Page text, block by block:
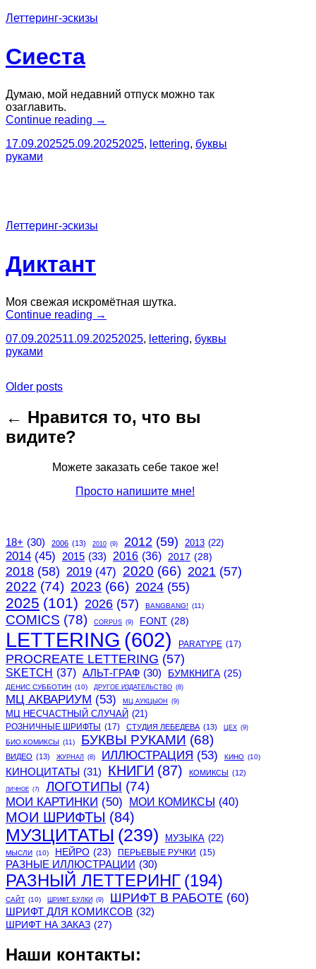
Леттеринг-эскизы
Сиеста
Думаю, мой недавний отпуск можно так
озаглавить.
Continue reading “Сиеста”
→
17.09.202525.09.20252025, lettering, буквы
руками
Леттеринг-эскизы
Диктант
Моя свежая искромётная шутка.
Continue reading “Диктант”
→
07.09.202511.09.20252025, lettering, буквы
руками
Posts
navigation
Older posts
← Нравится то, что вы
видите?
Можете заказать себе такое же!
Просто напишите мне!
18+ (30) 2006 (13) 2010 (9) 2012 (59) 2013 (22)
2014 (45) 2015 (33) 2016 (36) 2017 (28)
2018 (58) 2019 (47) 2020 (66) 2021 (57)
2022 (74) 2023 (66) 2024 (55)
2025 (101) 2026 (57) BANGBANG! (11)
COMICS (78) CORPUS (9) FONT (28)
LETTERING (602) PARATYPE (17)
PROCREATE LETTERING (57)
SKETCH (37) АЛЬТ-ГРАФ (30) БУМКНИГА (25)
ДЕНИС СУББОТИН (10) ДРУГОЕ ИЗДАТЕЛЬСТВО (8)
МЦ АКВАРИУМ (53) МЦ АУКЦЫОН (9)
МЦ НЕСЧАСТНЫЙ СЛУЧАЙ (21)
РОЗНИЧНЫЕ ШРИФТЫ (17) СТУДИЯ ЛЕБЕДЕВА (13) ЦЕХ (9)
БИО.КОМИКСЫ (11) БУКВЫ РУКАМИ (68)
ВИДЕО (13) ЖУРНАЛ (8) ИЛЛЮСТРАЦИЯ (53) КИНО (10)
КИНОЦИТАТЫ (31) КНИГИ (87) КОМИКСЫ (12)
ЛИЧНОЕ (7) ЛОГОТИПЫ (74)
МОИ КАРТИНКИ (50) МОИ КОМИКСЫ (40)
МОИ ШРИФТЫ (84)
МУЗЦИТАТЫ (239) МУЗЫКА (22)
МЫСЛИ (10) НЕЙРО (23) ПЕРЬЕВЫЕ РУЧКИ (15)
РАЗНЫЕ ИЛЛЮСТРАЦИИ (30)
РАЗНЫЙ ЛЕТТЕРИНГ (194)
САЙТ (10) ШРИФТ БУЛКИ (9) ШРИФТ В РАБОТЕ (60)
ШРИФТ ДЛЯ КОМИКСОВ (32)
ШРИФТ НА ЗАКАЗ (27)
Наши контакты: